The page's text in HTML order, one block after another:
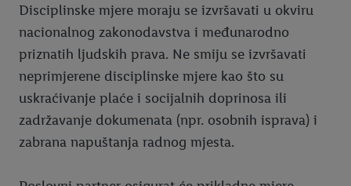
Disciplinske mjere moraju se izvršavati u okviru
nacionalnog zakonodavstva i međunarodno
priznatih ljudskih prava. Ne smiju se izvršavati
neprimjerene disciplinske mjere kao što su
uskraćivanje plaće i socijalnih doprinosa ili
zadržavanje dokumenata (npr. osobnih isprava) i
zabrana napuštanja radnog mjesta.